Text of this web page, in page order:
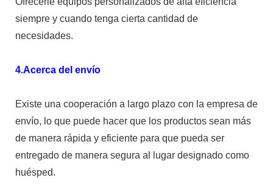
siempre y cuando tenga cierta cantidad de
necesidades.
4.Acerca del envío
Existe una cooperación a largo plazo con la empresa de
envío, lo que puede hacer que los productos sean más
de manera rápida y eficiente para que pueda ser
entregado de manera segura al lugar designado como
huésped.